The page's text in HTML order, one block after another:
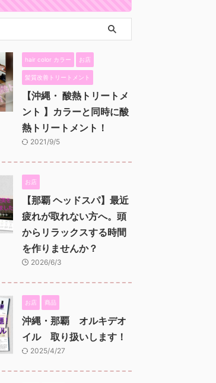
hair color カラー お店
髪質改善トリートメント
【沖縄・ 酸熱トリートメ
ント 】カラーと同時に酸
熱トリートメント！
2021/9/5
お店
【那覇 ヘッドスパ】最近
疲れが取れない方へ。頭
からリラックスする時間
を作りませんか？
2026/6/3
お店 商品
沖縄・那覇 オルキデオ
イル 取り扱いします！
2025/4/27